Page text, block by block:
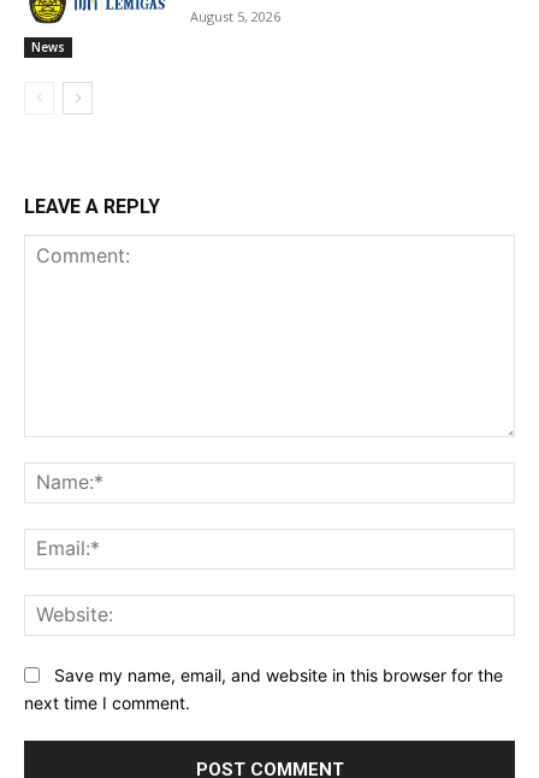
News
August 5, 2026
LEAVE A REPLY
Save my name, email, and website in this browser for the
next time I comment.